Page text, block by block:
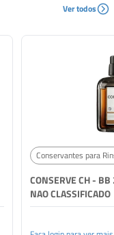
Ver todos
Conservantes para
CONSERVE CH -
NAO CLASSIFICADO